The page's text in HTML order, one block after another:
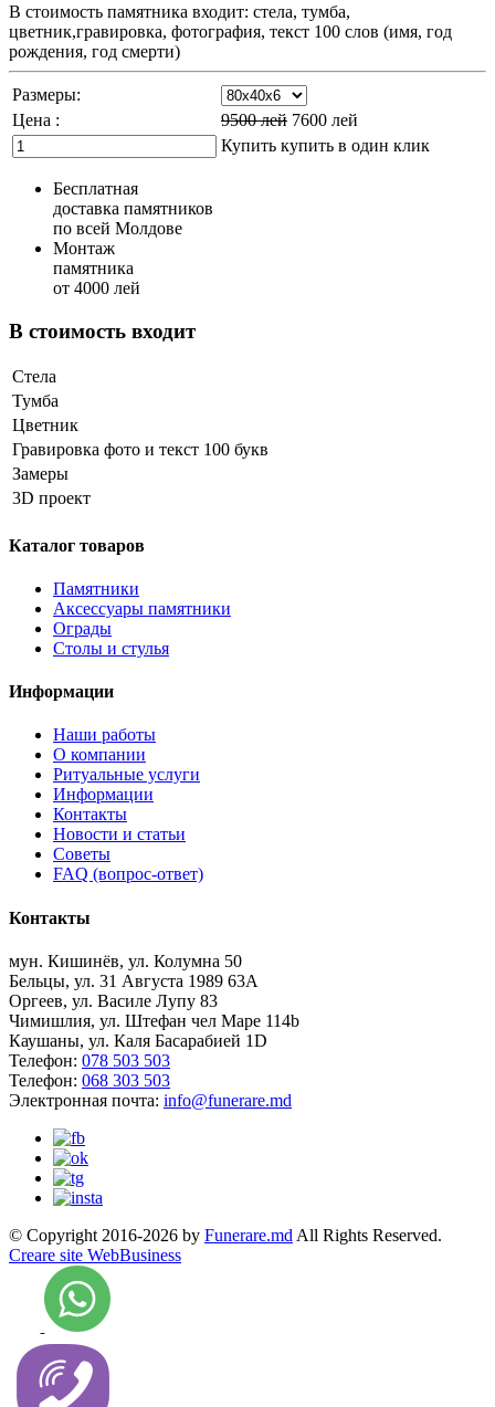
В стоимость памятника входит: стела, тумба,
цветник,гравировка, фотография, текст 100 слов (имя, год
рождения, год смерти)
Размеры:
Цена :
9500лей 7600 лей
Купить купить в один клик
Бесплатная
доставка памятников
по всей Молдове
Монтаж
памятника
от 4000 лей
В стоимость входит
Стела
Тумба
Цветник
Гравировка фото и текст 100 букв
Замеры
3D проект
Каталог товаров
Памятники
Аксессуары памятники
Ограды
Столы и стулья
Информации
Наши работы
О компании
Ритуальные услуги
Информации
Контакты
Новости и статьи
Советы
FAQ (вопрос-ответ)
Контакты
мун. Кишинёв, ул. Колумна 50
Бельцы, ул. 31 Августа 1989 63А
Оргеев, ул. Василе Лупу 83
Чимишлия, ул. Штефан чел Маре 114b
Каушаны, ул. Каля Басарабией 1D
Телефон: 078 503 503
Телефон: 068 303 503
Электронная почта: info@funerare.md
© Copyright 2016-2026 by Funerare.md All Rights Reserved.
Creare site WebBusiness